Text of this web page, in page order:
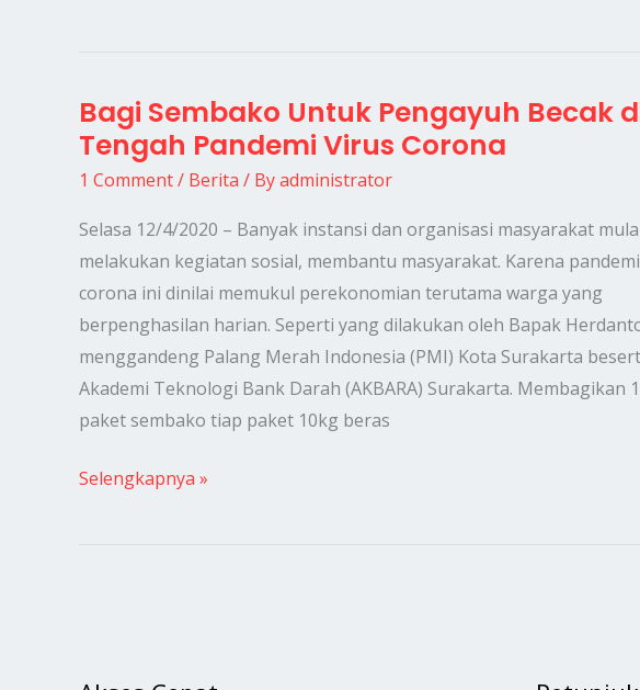
Bagi Sembako Untuk Pengayuh Becak
Tengah Pandemi Virus Corona
1 Comment/ Berita / Byadministrator
Selasa 12/4/2020 – Banyak instansi dan organisasi masyarakat
melakukan kegiatan sosial, membantu masyarakat. Karena
corona ini dinilai memukul perekonomian terutama warga yang
berpenghasilan harian. Seperti yang dilakukan oleh Bapak
menggandeng Palang Merah Indonesia (PMI) Kota Surakarta
Akademi Teknologi Bank Darah (AKBARA) Surakarta. Membagikan
paket sembako tiap paket 10kg beras
Bagi
Sembako
Untuk
Becak
di
Tengah
Pandemi
Virus
Corona
Selengkapnya »